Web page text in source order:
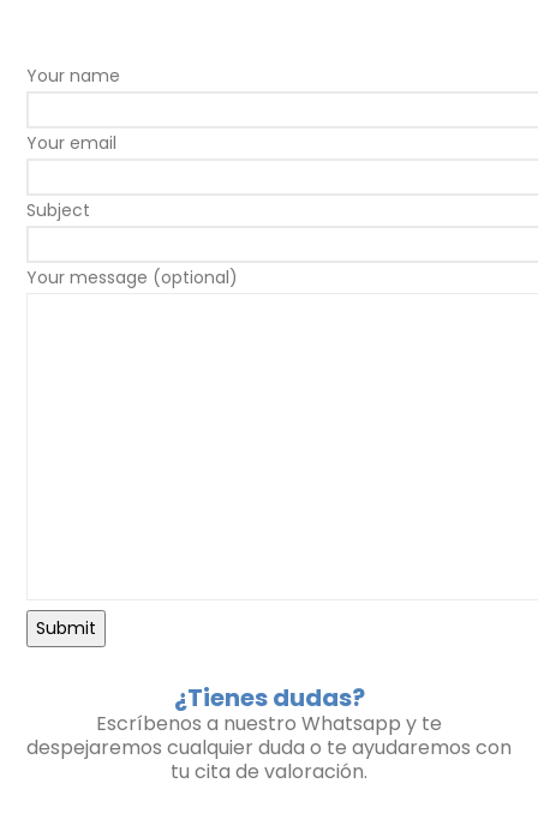
Your name
Your email
Subject
Your message (optional)
¿Tienes dudas?
Escríbenos a nuestro Whatsapp y te
despejaremos cualquier duda o te ayudaremos con
tu cita de valoración.